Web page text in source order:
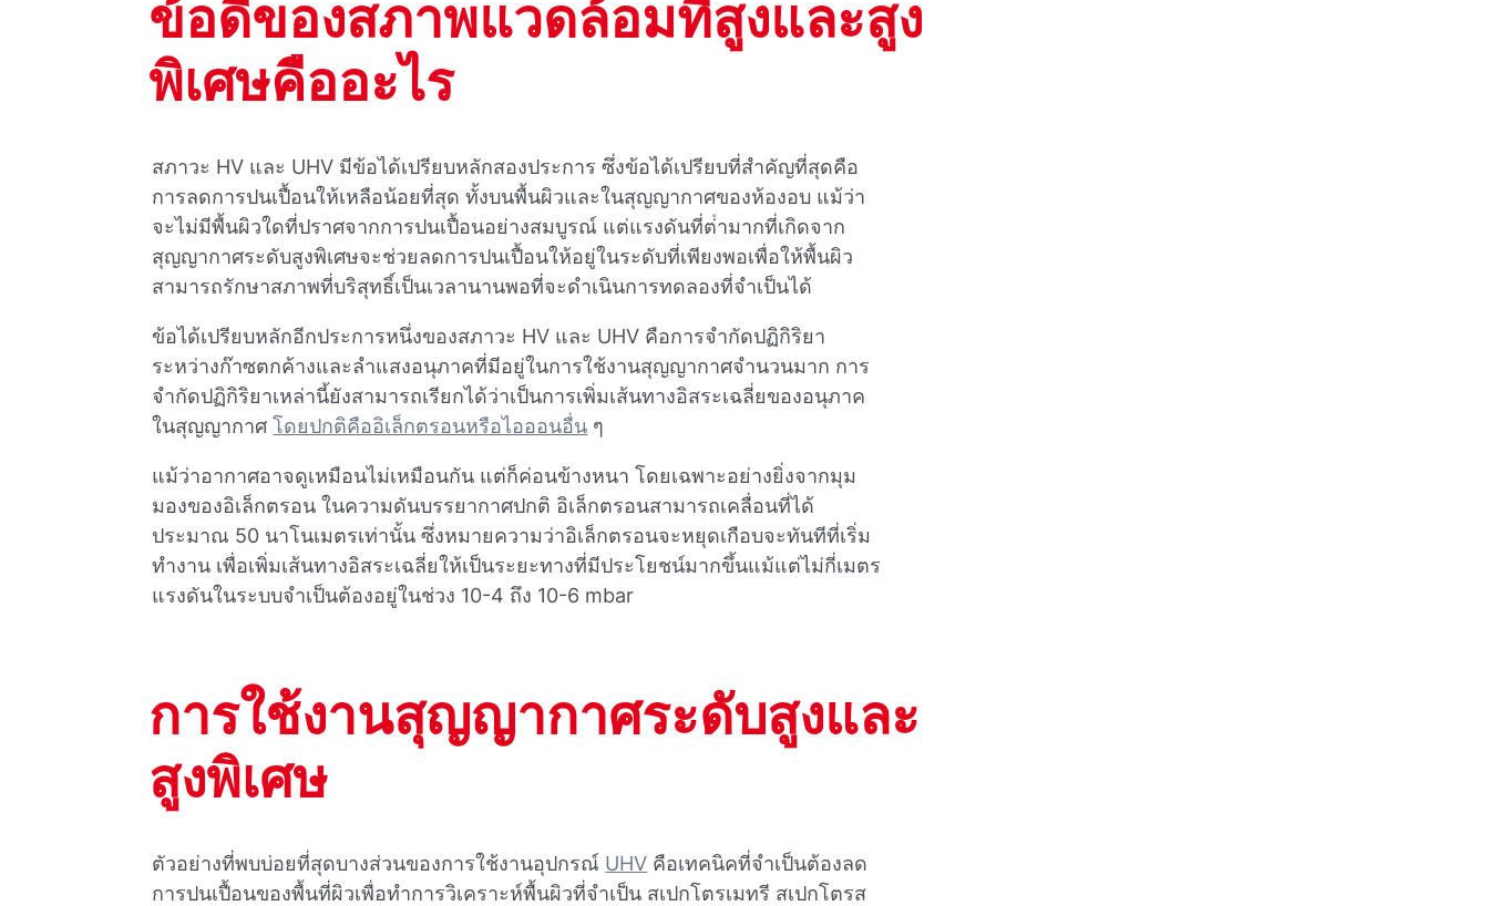
ข้อดีของสภาพแวดล้อมที่สูงและสูง
พิเศษคืออะไร
สภาวะ HV และ UHV มีข้อได้เปรียบหลักสองประการ ซึ่งข้อได้เปรียบที่สําคัญที่สุดคือ
การลดการปนเปื้อนให้เหลือน้อยที่สุด ทั้งบนพื้นผิวและในสุญญากาศของห้องอบ แม้ว่า
จะไม่มีพื้นผิวใดที่ปราศจากการปนเปื้อนอย่างสมบูรณ์ แต่แรงดันที่ต่ํามากที่เกิดจาก
สุญญากาศระดับสูงพิเศษจะช่วยลดการปนเปื้อนให้อยู่ในระดับที่เพียงพอเพื่อให้พื้นผิว
สามารถรักษาสภาพที่บริสุทธิ์เป็นเวลานานพอที่จะดําเนินการทดลองที่จําเป็นได้
ข้อได้เปรียบหลักอีกประการหนึ่งของสภาวะ HV และ UHV คือการจํากัดปฏิกิริยา
ระหว่างก๊าซตกค้างและลําแสงอนุภาคที่มีอยู่ในการใช้งานสุญญากาศจํานวนมาก การ
จํากัดปฏิกิริยาเหล่านี้ยังสามารถเรียกได้ว่าเป็นการเพิ่มเส้นทางอิสระเฉลี่ยของอนุภาค
ในสุญญากาศโดยปกติคืออิเล็กตรอนหรือไอออนอื่น ๆ
แม้ว่าอากาศอาจดูเหมือนไม่เหมือนกัน แต่ก็ค่อนข้างหนา โดยเฉพาะอย่างยิ่งจากมุม
มองของอิเล็กตรอน ในความดันบรรยากาศปกติ อิเล็กตรอนสามารถเคลื่อนที่ได้
ประมาณ 50 นาโนเมตรเท่านั้น ซึ่งหมายความว่าอิเล็กตรอนจะหยุดเกือบจะทันทีที่เริ่ม
ทํางาน เพื่อเพิ่มเส้นทางอิสระเฉลี่ยให้เป็นระยะทางที่มีประโยชน์มากขึ้นแม้แต่ไม่กี่เมตร
แรงดันในระบบจําเป็นต้องอยู่ในช่วง 10-4 ถึง 10-6 mbar
การใช้งานสุญญากาศระดับสูงและ
สูงพิเศษ
ตัวอย่างที่พบบ่อยที่สุดบางส่วนของการใช้งานอุปกรณ์ UHV คือเทคนิคที่จําเป็นต้องลด
การปนเปื้อนของพื้นที่ผิวเพื่อทําการวิเคราะห์พื้นผิวที่จําเป็น สเปกโตรเมทรี สเปกโตรส